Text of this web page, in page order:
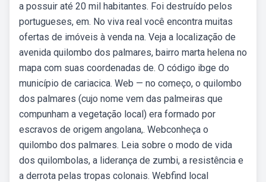
a possuir até 20 mil habitantes. Foi destruído pelos
portugueses, em. No viva real você encontra muitas
ofertas de imóveis à venda na. Veja a localização de
avenida quilombo dos palmares, bairro marta helena no
mapa com suas coordenadas de. O código ibge do
município de cariacica. Web — no começo, o quilombo
dos palmares (cujo nome vem das palmeiras que
compunham a vegetação local) era formado por
escravos de origem angolana,. Webconheça o
quilombo dos palmares. Leia sobre o modo de vida
dos quilombolas, a liderança de zumbi, a resistência e
a derrota pelas tropas colonais. Webfind local